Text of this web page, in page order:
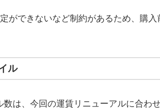
ができないなど制約があるため、購
ル
は、今回の運賃リニューアルに合わ